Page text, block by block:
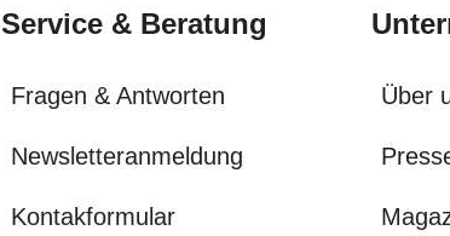
Service & Beratung
Fragen & Antworten
Newsletteranmeldung
Kontakformular
Über